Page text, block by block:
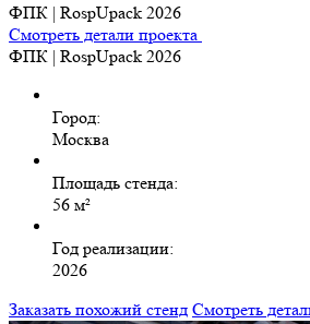
ФПК | RospUpack 2026
Смотреть детали проекта
ФПК | RospUpack 2026
Город:
Москва
Площадь стенда:
56 м²
Год реализации:
2026
Заказать похожий стенд Смотреть